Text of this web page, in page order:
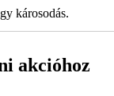
károsodás.
akcióhoz